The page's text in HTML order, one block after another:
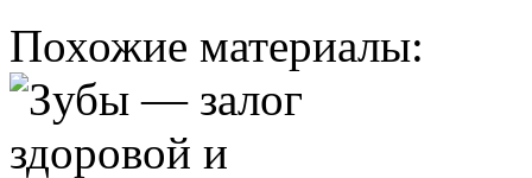
Похожие материалы: